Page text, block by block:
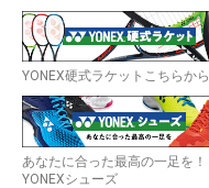
YONEX硬式ラケットこちらから
あなたに合った最高の一足を！
YONEXシューズ